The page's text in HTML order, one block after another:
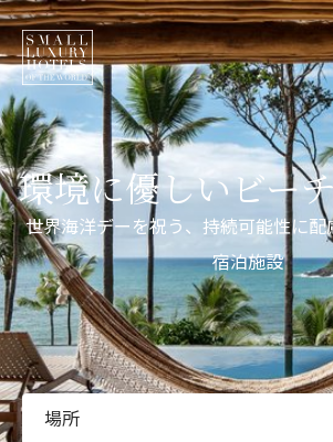
環境に優しいビー
世界海洋デーを祝う、持続可能性に
宿泊施設
場所